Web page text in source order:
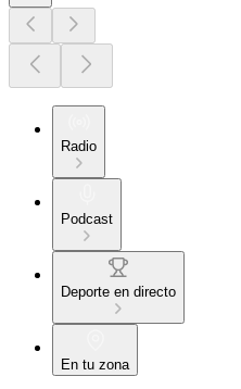
Radio
Podcast
Deporte en directo
En tu zona